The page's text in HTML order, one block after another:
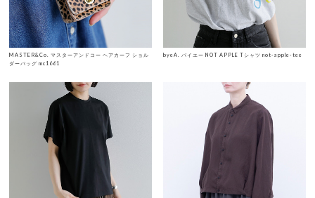
MASTER&Co. マスターアンドコー ヘアカーフ ショル
ダーバッグ mc1661
byeA. バイエー NOT APPLE Tシャツ not-apple-tee